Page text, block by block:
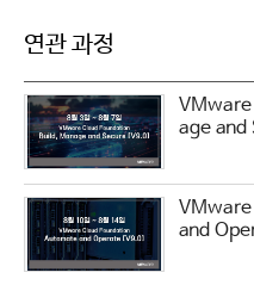
연관 과정
age and
and